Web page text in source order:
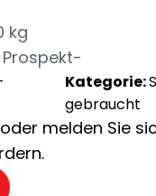
kg
Kategorie:
gebraucht
melden Sie